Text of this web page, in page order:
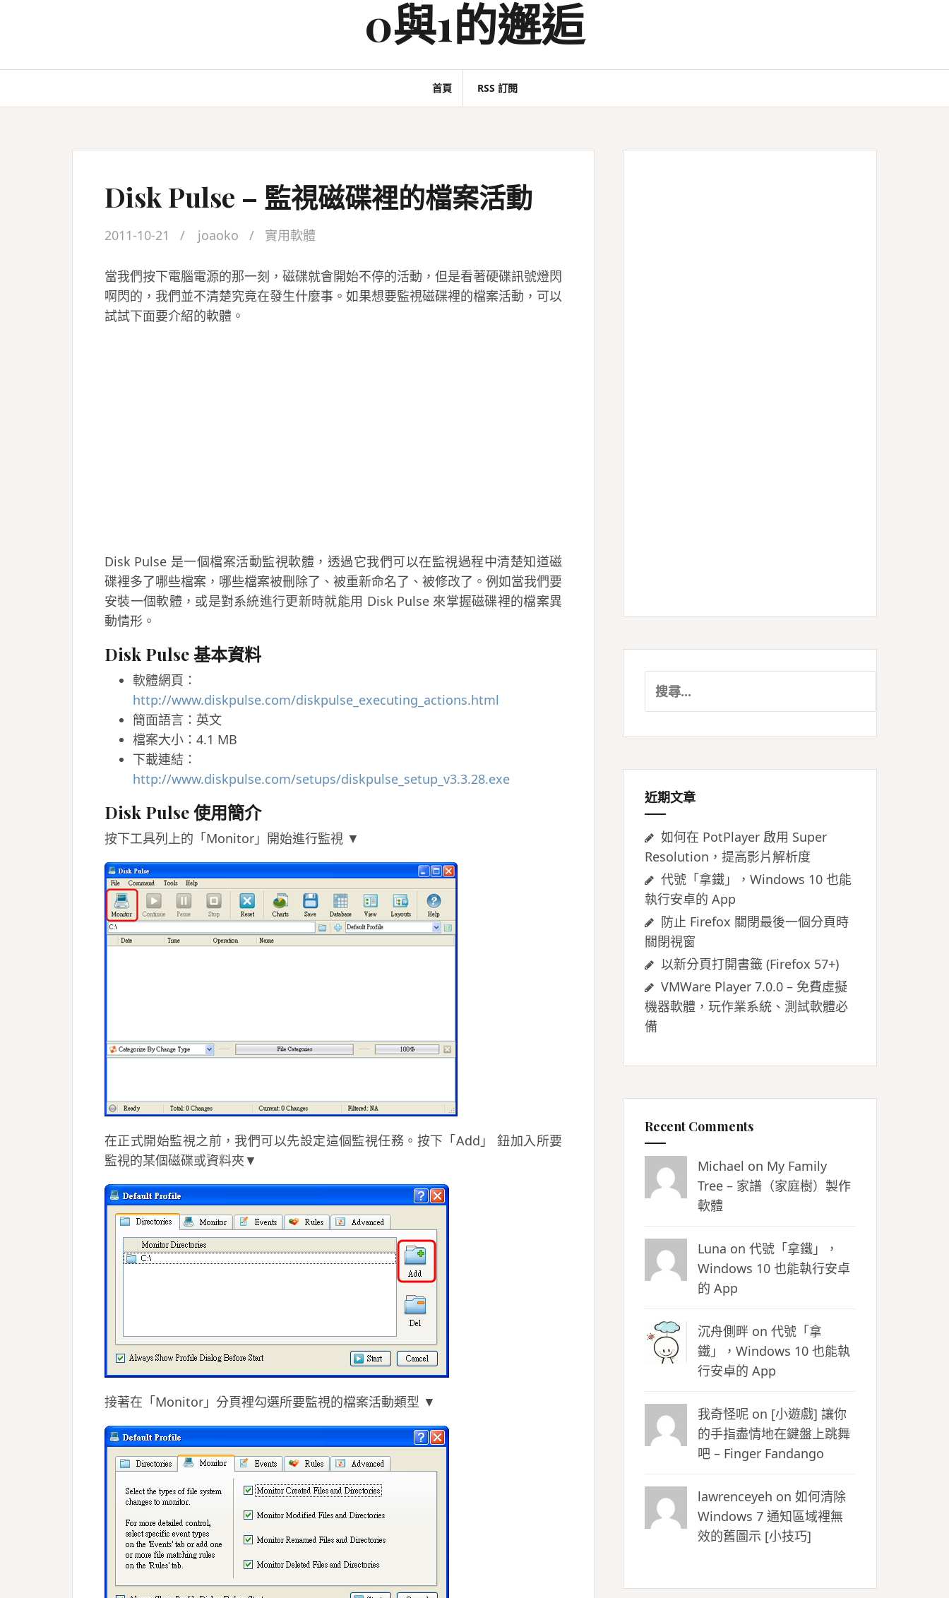
0與1的邂逅
首頁 RSS 訂閱
Disk Pulse – 監視磁碟裡的檔案活動
2011-10-21 joaoko 實用軟體
當我們按下電腦電源的那一刻，磁碟就會開始不停的活動，但是看著硬碟訊號燈閃
啊閃的，我們並不清楚究竟在發生什麼事。如果想要監視磁碟裡的檔案活動，可以
試試下面要介紹的軟體。
Disk Pulse 是一個檔案活動監視軟體，透過它我們可以在監視過程中清楚知道磁
碟裡多了哪些檔案，哪些檔案被刪除了、被重新命名了、被修改了。例如當我們要
安裝一個軟體，或是對系統進行更新時就能用 Disk Pulse 來掌握磁碟裡的檔案異
動情形。
Disk Pulse 基本資料
軟體網頁：
http://www.diskpulse.com/diskpulse_executing_actions.html
簡面語言：英文
檔案大小：4.1 MB
下載連結：
http://www.diskpulse.com/setups/diskpulse_setup_v3.3.28.exe
Disk Pulse 使用簡介
按下工具列上的「Monitor」開始進行監視 ▼
在正式開始監視之前，我們可以先設定這個監視任務。按下「Add」 鈕加入所要
監視的某個磁碟或資料夾▼
接著在「Monitor」分頁裡勾選所要監視的檔案活動類型 ▼
尋
鍵
近期文章
如何在 PotPlayer 啟用 Super
Resolution，提高影片解析度
代號「拿鐵」，Windows 10 也能
執行安卓的 App
防止 Firefox 關閉最後一個分頁時
關閉視窗
以新分頁打開書籤 (Firefox 57+)
VMWare Player 7.0.0 – 免費虛擬
機器軟體，玩作業系統、測試軟體必
備
Recent Comments
Michael on My Family
Tree – 家譜（家庭樹）製作
軟體
Luna on 代號「拿鐵」，
Windows 10 也能執行安卓
的 App
沉舟側畔 on 代號「拿
鐵」，Windows 10 也能執
行安卓的 App
我奇怪呢 on [小遊戲] 讓你
的手指盡情地在鍵盤上跳舞
吧 – Finger Fandango
lawrenceyeh on 如何清除
Windows 7 通知區域裡無
效的舊圖示 [小技巧]